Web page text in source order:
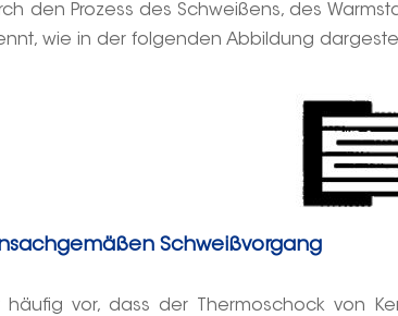
den Prozess des Schweißens, des
wie in der folgenden Abbildung
Schweißvorgang
häufig vor, dass der Thermoschock von